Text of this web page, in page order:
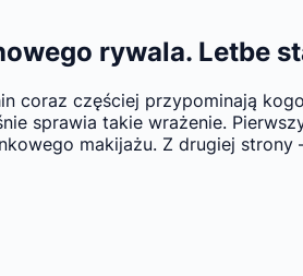
rywala. Letbe
coraz częściej przypominają
sprawia takie wrażenie.
makijażu. Z drugiej